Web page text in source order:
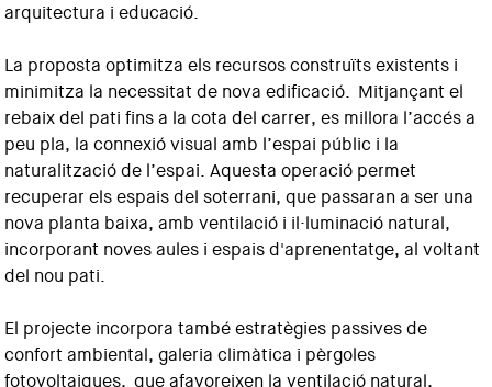
arquitectura i educació.
La proposta optimitza els recursos construïts existents i
minimitza la necessitat de nova edificació. Mitjançant el
rebaix del pati fins a la cota del carrer, es millora l’accés a
peu pla, la connexió visual amb l’espai públic i la
naturalització de l’espai. Aquesta operació permet
recuperar els espais del soterrani, que passaran a ser una
nova planta baixa, amb ventilació i il·luminació natural,
incorporant noves aules i espais d'aprenentatge, al voltant
del nou pati.
El projecte incorpora també estratègies passives de
confort ambiental, galeria climàtica i pèrgoles
fotovoltaiques, que afavoreixen la ventilació natural,